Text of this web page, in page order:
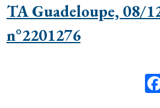
TA Guadeloupe, 08/
n°2201276